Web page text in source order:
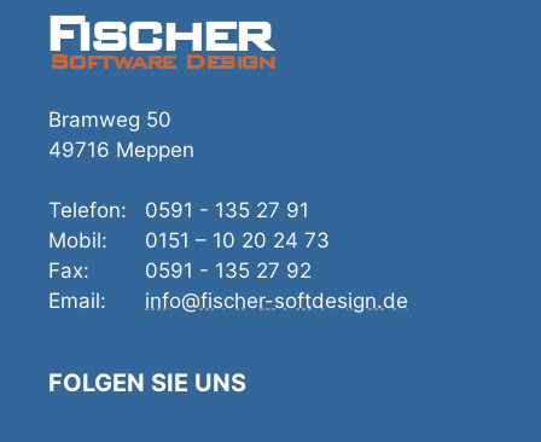
Fischer
Software Design
Bramweg 50
49716 Meppen
Telefon:
0591 - 135 27 91
Mobil:
0151 – 10 20 24 73
Fax:
0591 - 135 27 92
Email:
info@fischer-softdesign.de
FOLGEN SIE UNS